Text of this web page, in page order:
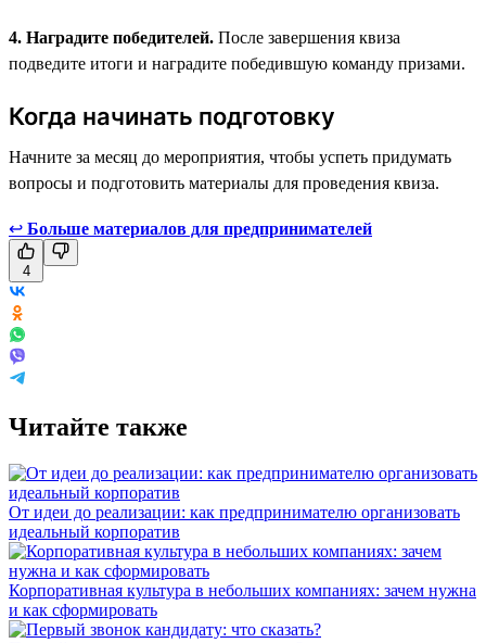
4. Наградите победителей. После завершения квиза
подведите итоги и наградите победившую команду призами.
Когда начинать подготовку
Начните за месяц до мероприятия, чтобы успеть придумать
вопросы и подготовить материалы для проведения квиза.
↩ Больше материалов для предпринимателей
4
Читайте также
От идеи до реализации: как предпринимателю организовать
идеальный корпоратив
Корпоративная культура в небольших компаниях: зачем нужна
и как сформировать